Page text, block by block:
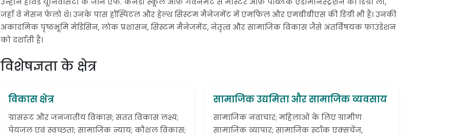
जहाँ वे मेसन फेलो थे। उनके पास हॉस्पिटल और हेल्थ सिस्टम मैनेजमेंट में एमफिल और एमबीबीएस की डिग्री भी है। उनकी
अकादमिक पृष्ठभूमि मेडिसिन, लोक प्रशासन, सिस्टम मैनेजमेंट, नेतृत्व और सामाजिक विकास जैसे अंतर्विषयक फाउंडेशन
को दर्शाती है।
विशेषज्ञता के क्षेत्र
विकास क्षेत्र
ग्रासरूट और जनजातीय विकास; सतत विकास लक्ष्य;
पेयजल एवं स्वच्छता; सामाजिक न्याय; कौशल विकास;
सामाजिक उद्यमिता और सामाजिक व्यवसाय
सामाजिक नवाचार; महिलाओं के लिए ग्रामीण
सामाजिक व्यापार; सामाजिक स्टॉक एक्सचेंज,